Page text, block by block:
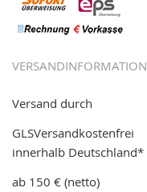
VERSANDINFORMATION
Versand durch
GLSVersandkostenfrei
innerhalb Deutschland*
ab 150 € (netto)